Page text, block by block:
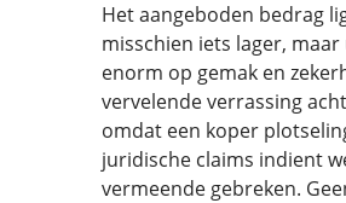
Het aangeboden bedrag
misschien iets lager,
enorm op gemak en
vervelende verrassing
omdat een koper
juridische claims indient
vermeende gebreken.